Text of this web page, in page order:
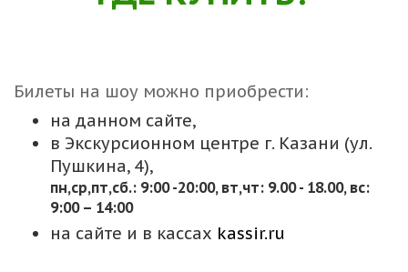
Билеты на шоу можно приобрести:
на данном сайте,
в Экскурсионном центре г. Казани (ул.
Пушкина, 4),
пн,cр,пт,сб.: 9:00 -20:00, вт,чт: 9.00 - 18.00, вс:
9:00 – 14:00
на сайте и в кассах kassir.ru